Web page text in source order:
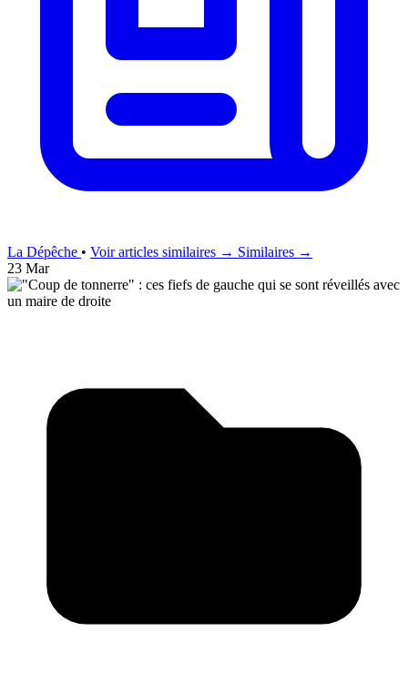
La Dépêche • Voir articles similaires → Similaires →
23 Mar